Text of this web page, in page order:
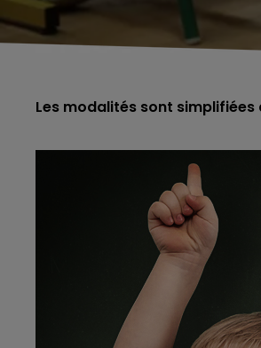
Les modalités sont simplifiées